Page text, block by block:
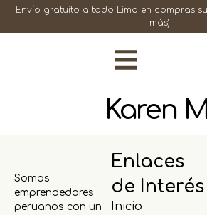
Envío gratuito a todo Lima en compras
más)
Karen
Somos
emprendedores
peruanos con un
Enlaces
de Interés
Inicio